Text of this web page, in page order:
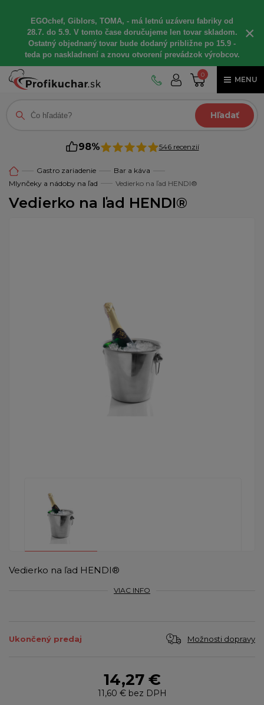
EGOchef, Giblors, TOMA, - má letnú uzáveru fabriky od
28.7. do 5.9. V tomto čase doručujeme len tovar skladom.
Ostatný objednaný tovar bude dodaný približne po 15.9 -
teda po naskladnení a znovu otvorení prevádzok výrobcov.
×
0
MENU
Hľadať
98% 546 recenzií
Gastro zariadenie
Bar a káva
Mlynčeky a nádoby na ľad
Vedierko na ľad HENDI®
Vedierko na ľad HENDI®
Vedierko na ľad HENDI®
VIAC INFO
Ukončený predaj Možnosti dopravy
14,27 €
11,60 €bez DPH